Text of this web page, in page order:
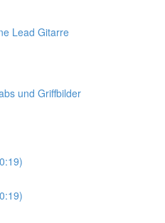
Lead Gitarre
und Griffbilder